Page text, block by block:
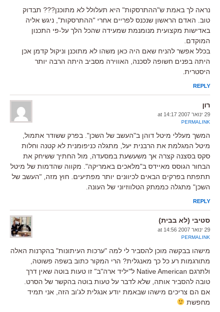
נראה לך באמת ש"ההתרסקות" היא תעלולל לא מתוכנן??? תבדוק
טוב. האדם הראשון שנכנס לפריים אחרי "ההתרסקות", ניגש אליה
באדישות מקצועית מנומנמת שמעידה שהכל הלך על-פי התכנון
המוקדם.
בכלל אפשר להניח שאם היה כאן משהו לא מתוכנן וניקול קדמן אכן
היתה בפנים חשופה לסכנה, האווירה מסביב היתה הרבה יותר
היסטרית.
REPLY
רון
29 ינואר 2007 at 14:17
PERMALINK
המשך מעללי מיטל דוהן ב"העשב של השכן". בפרק ששודר אתמול,
מיטל המגלמת את הרבנית יעל, מתגלה כניפומנית לא קטנה וחלות
סקס בסצנה קצרה אך משעשעת במסעדה, מול החתיך ששיחק את
הבחור הגוסס מאיידס ב"מלאכים באמריקה". מקווה שהדמות של מיטל
תתפתח בפרקים הבאים לכיוונים יותר מפתיעים. חוץ מזה, "העשב של
השכן" מתגלה כממתק הטלווזיוני של העונה.
REPLY
סטיבי (לא בבית)
29 ינואר 2007 at 14:56
PERMALINK
מישהו בבקשה מוכן להסביר לי למה "ערכות העיתונות" בהקרנות האלה
מתורגמות רע כל כך מאנגלית? הרי המקור כתוב בשפה פשוטה,
ולתרגם Native American ל"יליד ארה"ב" זו טעות בוטה שאין דרך
טובה להסביר אותה, שלא לדבר על טעות בוטה בהקשר של הסרט.
אם הם צריכים מישהו שבאמת יודע אנגלית לג'וב הזה, אני תמיד
מחפשת